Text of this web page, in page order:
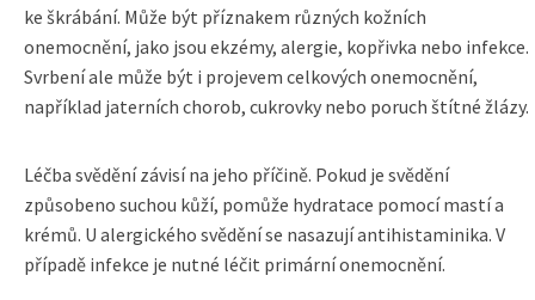
ke škrábání. Může být příznakem různých kožních
onemocnění, jako jsou ekzémy, alergie, kopřivka nebo infekce.
Svrbení ale může být i projevem celkových onemocnění,
například jaterních chorob, cukrovky nebo poruch štítné žlázy.
Léčba svědění závisí na jeho příčině. Pokud je svědění
způsobeno suchou kůží, pomůže hydratace pomocí mastí a
krémů. U alergického svědění se nasazují antihistaminika. V
případě infekce je nutné léčit primární onemocnění.